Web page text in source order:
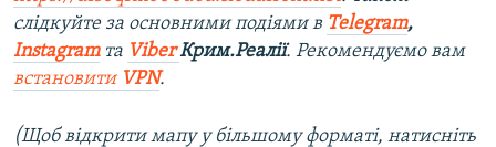
слідкуйте за основними подіями в Telegram,
Instagramта ViberКрим.Реалії. Рекомендуємо вам
встановити VPN.
(Щоб відкрити мапу у більшому форматі, натисніть